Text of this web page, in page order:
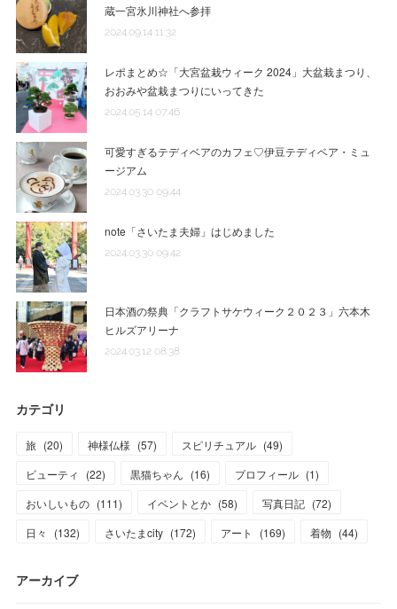
蔵一宮氷川神社へ参拝
2024.09.14 11:32
レポまとめ☆「大宮盆栽ウィーク 2024」大盆栽まつり、
おおみや盆栽まつりにいってきた
2024.05.14 07:46
可愛すぎるテディベアのカフェ♡伊豆テディベア・ミュ
ージアム
2024.03.30 09:44
note「さいたま夫婦」はじめました
2024.03.30 09:42
日本酒の祭典「クラフトサケウィーク２０２３」六本木
ヒルズアリーナ
2024.03.12 08:38
カテゴリ
旅 (20) 神様仏様 (57) スピリチュアル (49)
ビューティ
(22) 黒猫ちゃん (16) プロフィール (1)
おいしいもの (111) イベントとか (58) 写真日記 (72)
日々
(132) さいたまcity (172) アート (169) 着物 (44)
アーカイブ